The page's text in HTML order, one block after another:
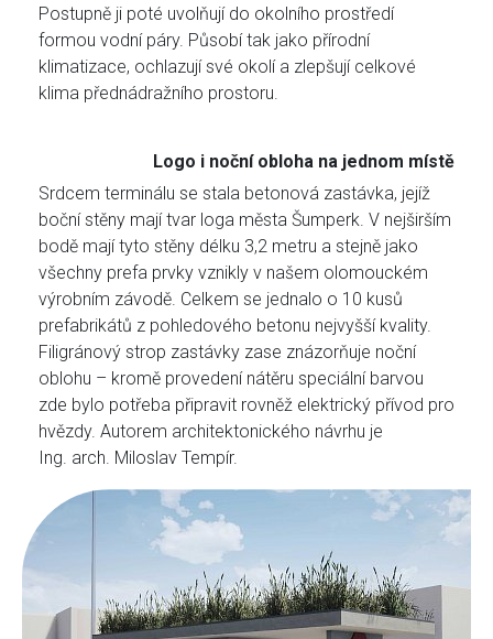
Postupně ji poté uvolňují do okolního prostředí
formou vodní páry. Působí tak jako přírodní
klimatizace, ochlazují své okolí a zlepšují celkové
klima přednádražního prostoru.
Logo i noční obloha na jednom místě
Srdcem terminálu se stala betonová zastávka, jejíž
boční stěny mají tvar loga města Šumperk. V nejširším
bodě mají tyto stěny délku 3,2 metru a stejně jako
všechny prefa prvky vznikly v našem olomouckém
výrobním závodě. Celkem se jednalo o 10 kusů
prefabrikátů z pohledového betonu nejvyšší kvality.
Filigránový strop zastávky zase znázorňuje noční
oblohu – kromě provedení nátěru speciální barvou
zde bylo potřeba připravit rovněž elektrický přívod pro
hvězdy. Autorem architektonického návrhu je
Ing. arch. Miloslav Tempír.